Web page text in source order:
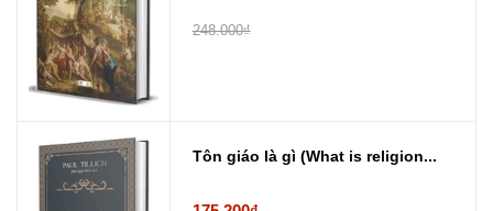
248.000₫
Tôn giáo là gì (What is religion...